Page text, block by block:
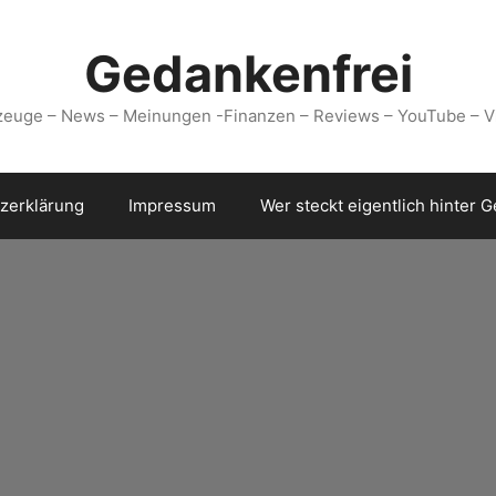
Gedankenfrei
– News – Meinungen -Finanzen – Reviews – YouTube –
Impressum Wer steckt eigentlich hinter